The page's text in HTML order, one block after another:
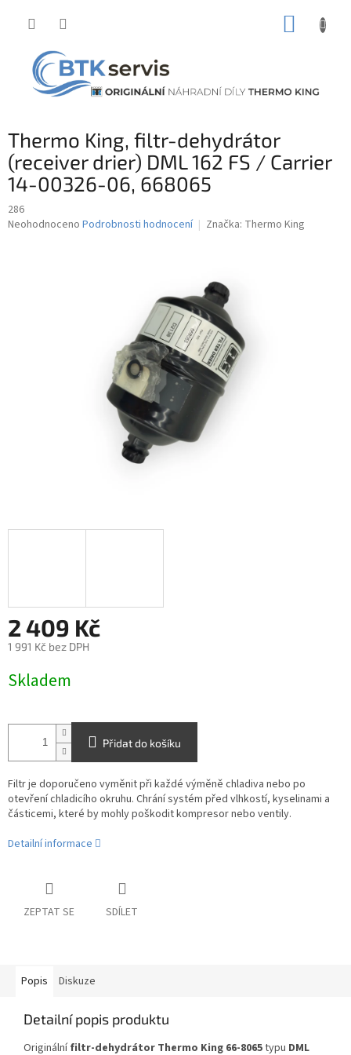
Thermo King, filtr-dehydrátor
(receiver drier) DML 162 FS / Carrier
14-00326-06, 668065
286
Průměrné
Neohodnoceno Podrobnosti hodnocení Značka: Thermo King
2 409 Kč
1 991 Kč bez DPH
cena:
Skladem
Přidat do košíku
Filtr je doporučeno vyměnit při každé výměně chladiva nebo po
otevření chladicího okruhu. Chrání systém před vlhkostí, kyselinami a
částicemi, které by mohly poškodit kompresor nebo ventily.
Detailní informace
ZEPTAT SE SDÍLET
Popis Diskuze
Detailní popis produktu
Originálnífiltr-dehydrátor Thermo King 66-8065typu DML